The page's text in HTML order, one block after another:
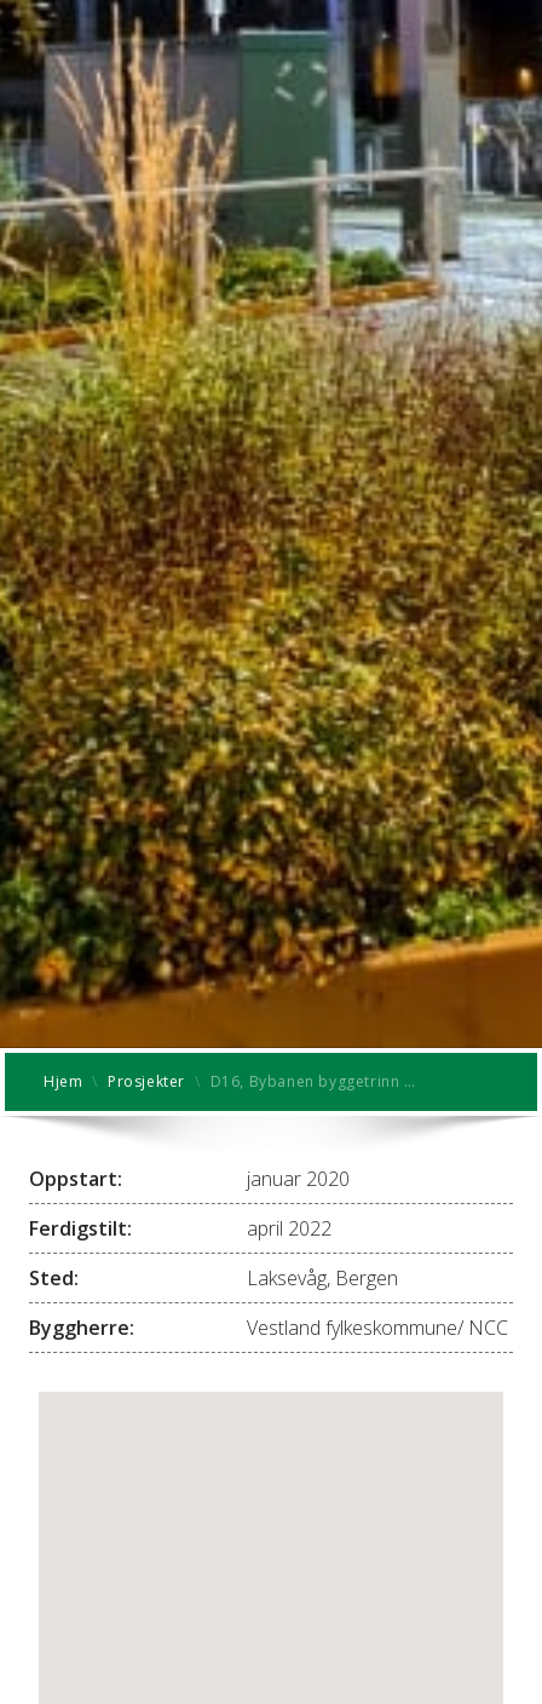
Hjem \ Prosjekter \ D16, Bybanen byggetrinn …
Oppstart:
januar 2020
Ferdigstilt:
april 2022
Sted:
Laksevåg, Bergen
Byggherre:
Vestland fylkeskommune/ NCC